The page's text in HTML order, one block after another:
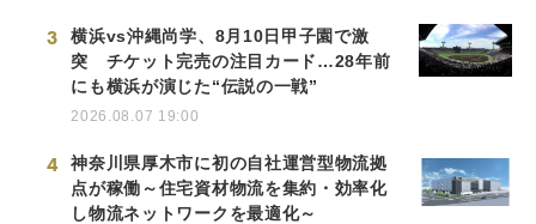
3
横浜vs沖縄尚学、8月10日甲子園で激
突 チケット完売の注目カード…28年前
にも横浜が演じた“伝説の一戦”
2026.08.07 19:00
4
神奈川県厚木市に初の自社運営型物流拠
点が稼働～住宅資材物流を集約・効率化
し物流ネットワークを最適化～